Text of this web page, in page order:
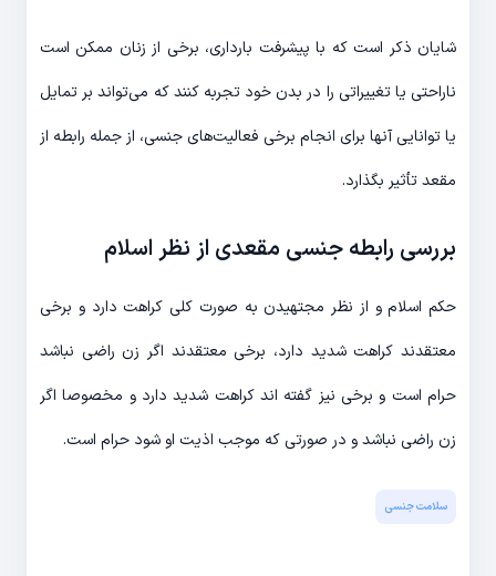
شایان ذکر است که با پیشرفت بارداری، برخی از زنان ممکن است
ناراحتی یا تغییراتی را در بدن خود تجربه کنند که می‌تواند بر تمایل
یا توانایی آنها برای انجام برخی فعالیت‌های جنسی، از جمله رابطه از
مقعد تأثیر بگذارد.
بررسی رابطه جنسی مقعدی از نظر اسلام
حکم اسلام و از نظر مجتهیدن به صورت کلی کراهت دارد و برخی
معتقدند کراهت شدید دارد، برخی معتقدند اگر زن راضی نباشد
حرام است و برخی نیز گفته اند کراهت شدید دارد و مخصوصا اگر
زن راضی نباشد و در صورتی که موجب اذیت او شود حرام است.
سلامت جنسی